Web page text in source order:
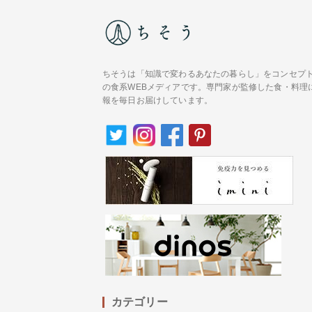
ちそうは「知識で変わるあなたの暮らし」をコンセプ
の食系WEBメディアです。専門家が監修した食・料理
報を毎日お届けしています。
カテゴリー